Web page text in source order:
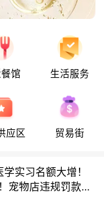
馆 生活服务
应区 贸易街
学实习名额大增！
宠物店违规罚款出
动！
实习名额大增！
宠物店违规罚款出